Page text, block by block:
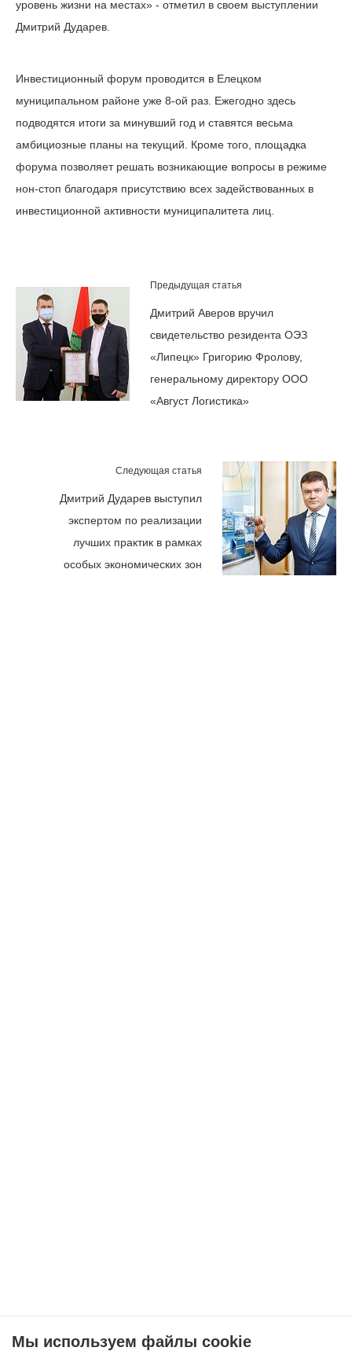
уровень жизни на местах» - отметил в своем выступлении
Дмитрий Дударев.
Инвестиционный форум проводится в Елецком
муниципальном районе уже 8-ой раз. Ежегодно здесь
подводятся итоги за минувший год и ставятся весьма
амбициозные планы на текущий. Кроме того, площадка
форума позволяет решать возникающие вопросы в режиме
нон-стоп благодаря присутствию всех задействованных в
инвестиционной активности муниципалитета лиц.
Предыдущая статья
Дмитрий Аверов вручил
свидетельство резидента ОЭЗ
«Липецк» Григорию Фролову,
генеральному директору ООО
«Август Логистика»
Следующая статья
Дмитрий Дударев выступил
экспертом по реализации
лучших практик в рамках
особых экономических зон
Мы используем файлы cookie